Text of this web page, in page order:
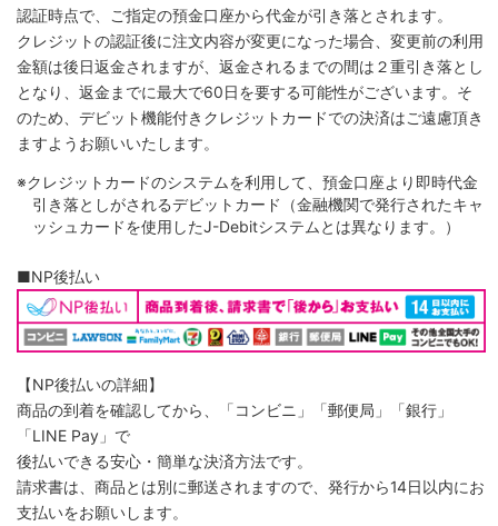
認証時点で、ご指定の預金口座から代金が引き落とされます。
クレジットの認証後に注文内容が変更になった場合、変更前の利用
金額は後日返金されますが、返金されるまでの間は２重引き落とし
となり、返金までに最大で60日を要する可能性がございます。そ
のため、デビット機能付きクレジットカードでの決済はご遠慮頂き
ますようお願いいたします。
※クレジットカードのシステムを利用して、預金口座より即時代金
引き落としがされるデビットカード（金融機関で発行されたキャ
ッシュカードを使用したJ-Debitシステムとは異なります。）
■NP後払い
【NP後払いの詳細】
商品の到着を確認してから、「コンビニ」「郵便局」「銀行」
「LINE Pay」で
後払いできる安心・簡単な決済方法です。
請求書は、商品とは別に郵送されますので、発行から14日以内にお
支払いをお願いします。